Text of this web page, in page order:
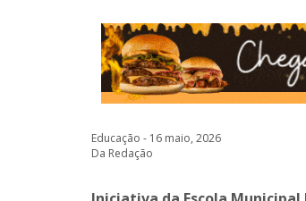
Educação - 16 maio, 2026
Da Redação